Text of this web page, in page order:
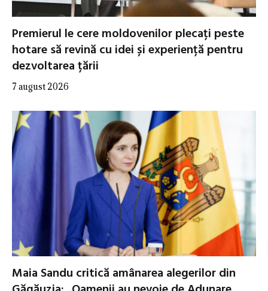
Premierul le cere moldovenilor plecați peste
hotare să revină cu idei și experiență pentru
dezvoltarea țării
7 august 2026
Maia Sandu critică amânarea alegerilor din